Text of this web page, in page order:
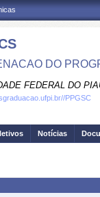
DO
FEDERAL DO
PPGSC
Notícias